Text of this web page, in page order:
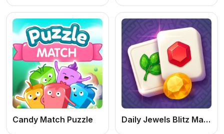
Candy Match Puzzle Daily Jewels Blitz Mahjong